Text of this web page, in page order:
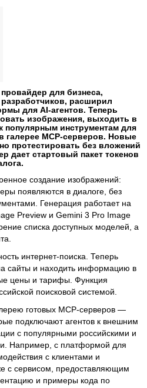
для бизнеса,
расширил
для AI-агентов. Теперь
изображения, выходить в
популярным инструментам для
галерее MCP-серверов. Новые
протестировать без вложений
дает стартовый пакет токенов
создание изображений:
появляются в диалоге, без
Генерация работает на
Preview и Gemini 3 Pro Image
списка доступных моделей, а
интернет-поиска. Теперь
сайты и находить информацию в
цены и тарифы. Функция
поисковой системой.
готовых MCP-серверов —
подключают агентов к внешним
с популярными российскими и
Например, с платформой для
с клиентами и
с сервисом, предоставляющим
и примеры кода по